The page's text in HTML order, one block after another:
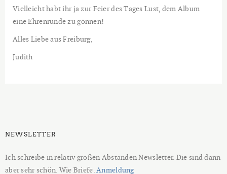
Vielleicht habt ihr ja zur Feier des Tages Lust, dem Album
eine Ehrenrunde zu gönnen!
Alles Liebe aus Freiburg,
Judith
NEWSLETTER
Ich schreibe in relativ großen Abständen Newsletter. Die sind dann
aber sehr schön. Wie Briefe.Anmeldung